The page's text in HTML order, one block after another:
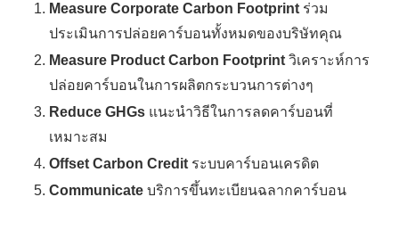
Measure Corporate Carbon Footprint ร่วม
ประเมินการปล่อยคาร์บอนทั้งหมดของบริษัทคุณ
Measure Product Carbon Footprint วิเคราะห์การ
ปล่อยคาร์บอนในการผลิตกระบวนการต่างๆ
Reduce GHGs แนะนำวิธีในการลดคาร์บอนที่
เหมาะสม
Offset Carbon Credit ระบบคาร์บอนเครดิต
Communicate บริการขึ้นทะเบียนฉลากคาร์บอน